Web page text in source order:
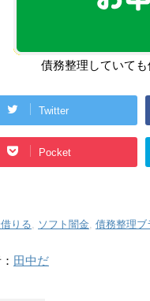
債務整理していて
Twitter
Pocket
りる, ソフト闇金, 債務整理ブ
田中だ